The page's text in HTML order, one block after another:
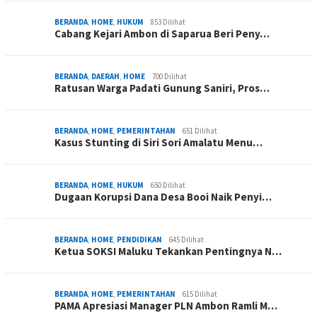
BERANDA HOME HUKUM 853 Dilihat
Cabang Kejari Ambon di Saparua Beri Peny…
BERANDA DAERAH HOME 700 Dilihat
Ratusan Warga Padati Gunung Saniri, Pros…
BERANDA HOME PEMERINTAHAN 651 Dilihat
Kasus Stunting di Siri Sori Amalatu Menu…
BERANDA HOME HUKUM 650 Dilihat
Dugaan Korupsi Dana Desa Booi Naik Penyi…
BERANDA HOME PENDIDIKAN 645 Dilihat
Ketua SOKSI Maluku Tekankan Pentingnya N…
BERANDA HOME PEMERINTAHAN 615 Dilihat
PAMA Apresiasi Manager PLN Ambon Ramli M…